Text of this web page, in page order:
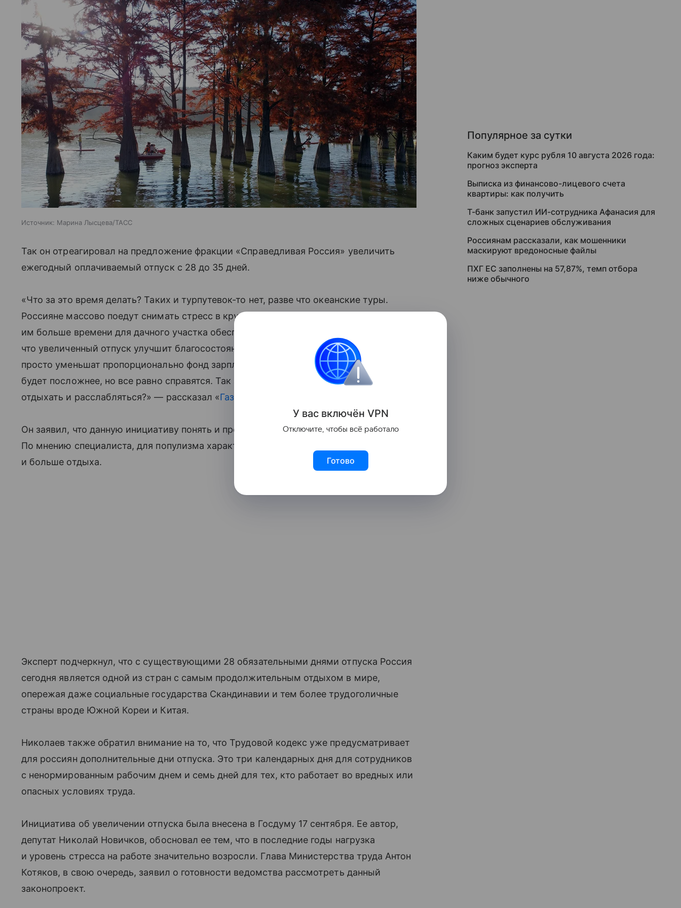
Источник: Марина Лысцева/ТАСС
Так он отреагировал на предложение фракции «Справедливая Россия» увеличить
ежегодный оплачиваемый отпуск с 28 до 35 дней.
«Что за это время делать? Таких и турпутевок-то нет, разве что океанские туры.
Россияне массово поедут снимать стресс в кругосветку? Или просто депутаты хотят
им больше времени для дачного участка обеспечить? И не надо думать,
что увеличенный отпуск улучшит благосостояние работников. Частные работодатели
просто уменьшат пропорционально фонд зарплаты на другие месяцы. Бюджетным
будет посложнее, но все равно справятся. Так зачем это все? Точно сейчас время
отдыхать и расслабляться?» — рассказал «Газете.Ru
Он заявил, что данную инициативу понять и просто, и сложно одновременно.
По мнению специалиста, для популизма характерно обещать людям больше денег
и больше отдыха.
Эксперт подчеркнул, что с существующими 28 обязательными днями отпуска Россия
сегодня является одной из стран с самым продолжительным отдыхом в мире,
опережая даже социальные государства Скандинавии и тем более трудоголичные
страны вроде Южной Кореи и Китая.
Николаев также обратил внимание на то, что Трудовой кодекс уже предусматривает
для россиян дополнительные дни отпуска. Это три календарных дня для сотрудников
с ненормированным рабочим днем и семь дней для тех, кто работает во вредных или
опасных условиях труда.
Инициатива об увеличении отпуска была внесена в Госдуму 17 сентября. Ее автор,
депутат Николай Новичков, обосновал ее тем, что в последние годы нагрузка
и уровень стресса на работе значительно возросли. Глава Министерства труда Антон
Котяков, в свою очередь, заявил о готовности ведомства рассмотреть данный
законопроект.
Популярное за сутки
Каким будет курс рубля 10 августа 2026 года:
прогноз эксперта
Выписка из финансово-лицевого счета
квартиры: как получить
Т-банк запустил ИИ-сотрудника Афанасия для
сложных сценариев обслуживания
Россиянам рассказали, как мошенники
маскируют вредоносные файлы
ПХГ ЕС заполнены на 57,87%, темп отбора
ниже обычного
У вас включён VPN
Отключите, чтобы всё работало
Готово